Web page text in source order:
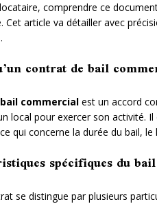
comprendre ce
Cet article va détailler avec
contrat de bail
commercial est un accord
local pour exercer son activité.
qui concerne la durée du bail,
spécifiques du
se distingue par plusieurs